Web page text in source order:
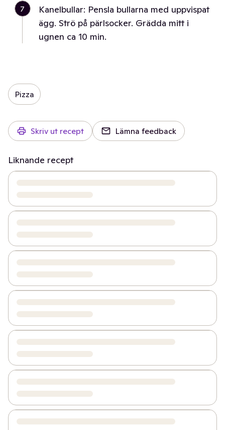
7
Kanelbullar: Pensla bullarna med uppvispat
ägg. Strö på pärlsocker. Grädda mitt i
ugnen ca 10 min.
Pizza
Skriv ut recept Lämna feedback
Liknande recept